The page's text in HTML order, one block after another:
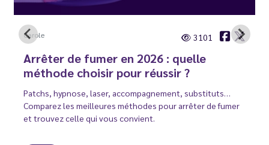
Carole 3101
Arrêter de fumer en 2026 : quelle
méthode choisir pour réussir ?
Patchs, hypnose, laser, accompagnement, substituts…
Comparez les meilleures méthodes pour arrêter de fumer
et trouvez celle qui vous convient.